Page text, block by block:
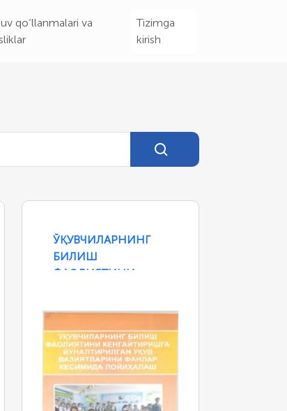
qo‘llanmalari va
Tizimga
kirish
ЎҚУВЧИЛАРНИНГ
БИЛИШ
ФАОЛИЯТИНИ
ВАЗИЯТЛАРИНИ
ФАНЛАР КЕСИМИДА
ЛОЙИҲАЛАШ